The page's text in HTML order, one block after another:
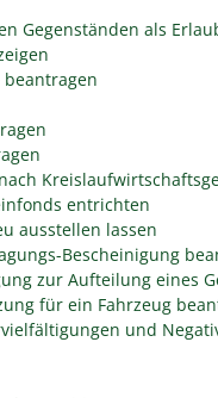
Gegenständen als
entrichten
ausstellen lassen
Bescheinigung
zur Aufteilung eines
für ein Fahrzeug
und